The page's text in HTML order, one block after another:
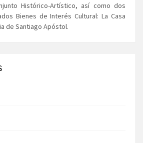
Histórico-Artístico, así como dos
Bienes de Interés Cultural: La Casa
de Santiago Apóstol.